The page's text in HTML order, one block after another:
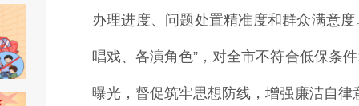
办理进度、问题处置精准度和群众满意
唱戏、各演角色”，对全市不符合低保条
曝光，督促筑牢思想防线，增强廉洁自律